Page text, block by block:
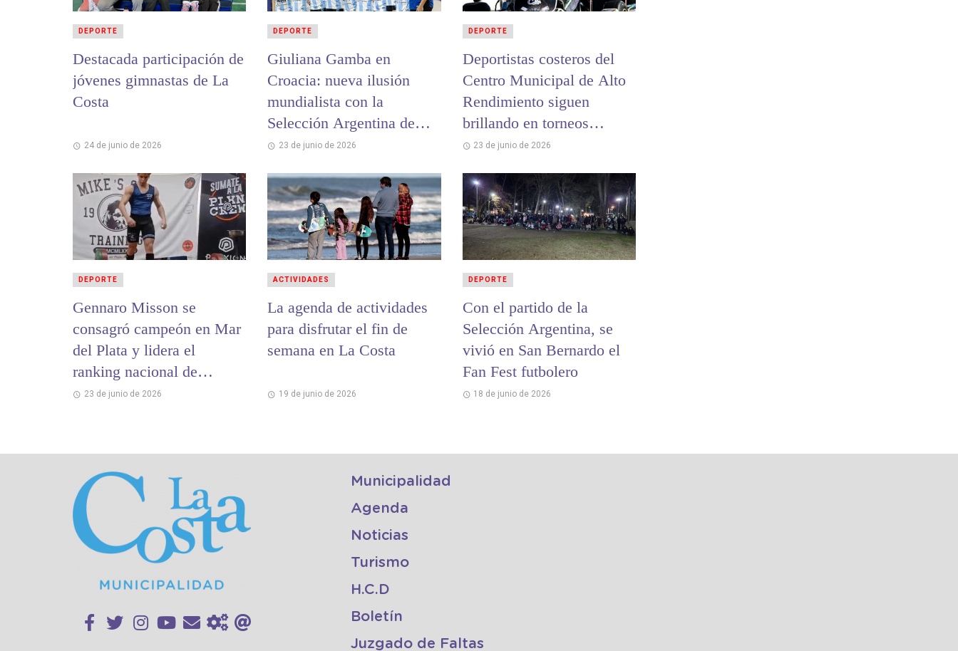
Destacada participación de
jóvenes gimnastas de La
Costa
24 de junio de 2026
DEPORTE
Giuliana Gamba en
Croacia: nueva ilusión
mundialista con la
Selección Argentina de
Beach Handball
23 de junio de 2026
DEPORTE
Deportistas costeros del
Centro Municipal de Alto
Rendimiento siguen
brillando en torneos
nacionales e
23 de junio de 2026
DEPORTE
Gennaro Misson se
consagró campeón en Mar
del Plata y lidera el
ranking nacional de
Levantamiento Olímpico
23 de junio de 2026
DEPORTE
La agenda de actividades
para disfrutar el fin de
semana en La Costa
19 de junio de 2026
ACTIVIDADES
Con el partido de la
Selección Argentina, se
vivió en San Bernardo el
Fan Fest futbolero
18 de junio de 2026
DEPORTE
Municipalidad
Agenda
Noticias
Turismo
H.C.D
Boletín
Juzgado de Faltas